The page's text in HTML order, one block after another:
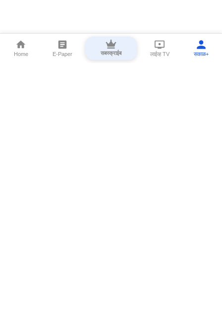
Home E-Paper सबस्क्राईब लाईव्ह TV सकाळ+